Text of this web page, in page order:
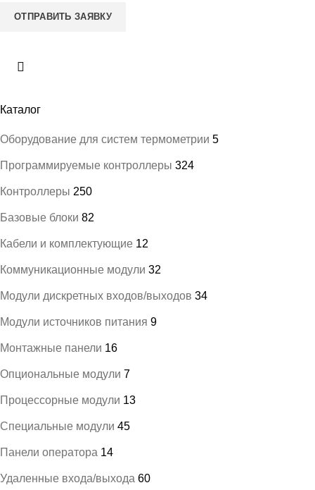
Каталог
Оборудование для систем термометрии 5
Программируемые контроллеры 324
Контроллеры 250
Базовые блоки 82
Кабели и комплектующие 12
Коммуникационные модули 32
Модули дискретных входов/выходов 34
Модули источников питания 9
Монтажные панели 16
Опциональные модули 7
Процессорные модули 13
Специальные модули 45
Панели оператора 14
Удаленные входа/выхода 60